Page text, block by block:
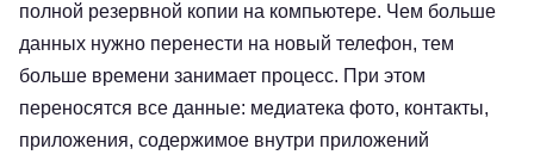
полной резервной копии на компьютере. Чем больше
данных нужно перенести на новый телефон, тем
больше времени занимает процесс. При этом
переносятся все данные: медиатека фото, контакты,
приложения, содержимое внутри приложений